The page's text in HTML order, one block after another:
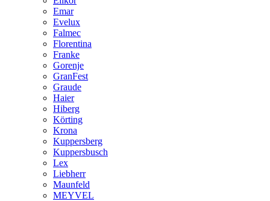
Emar
Evelux
Falmec
Florentina
Franke
Gorenje
GranFest
Graude
Haier
Hiberg
Körting
Krona
Kuppersberg
Kuppersbusch
Lex
Liebherr
Maunfeld
MEYVEL